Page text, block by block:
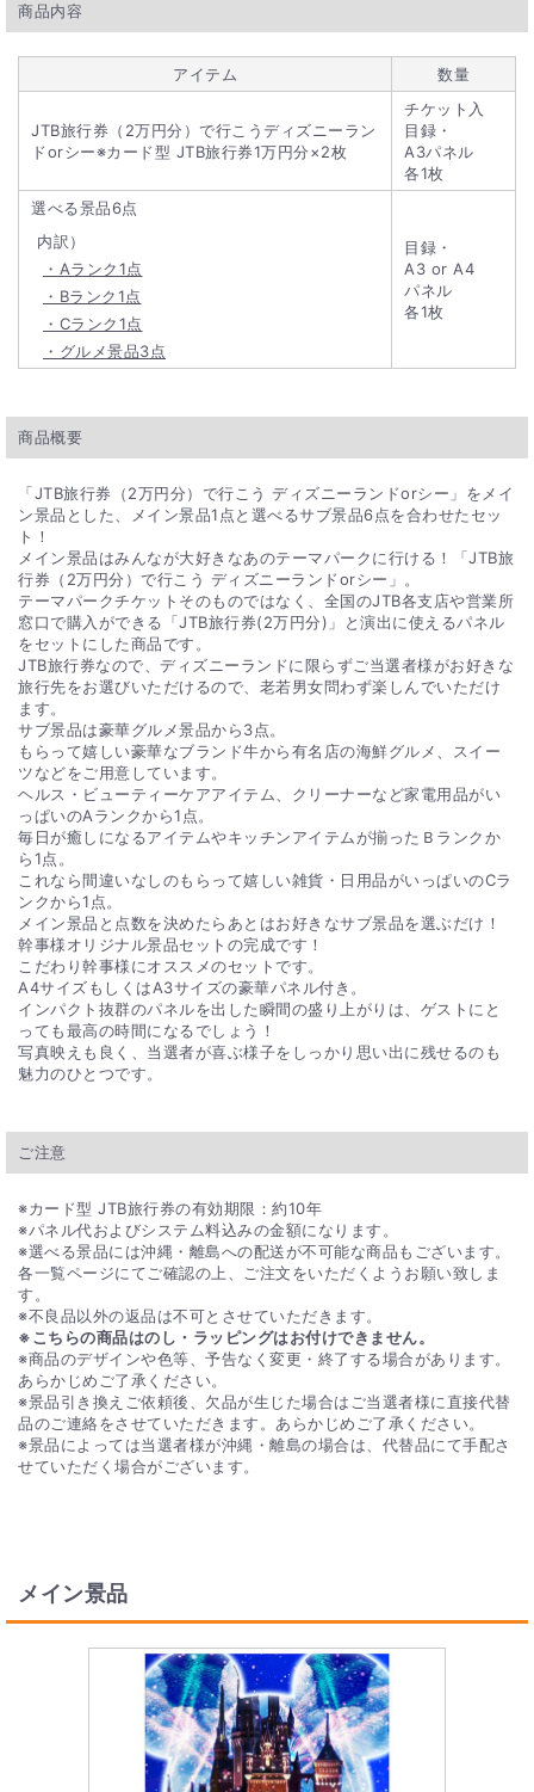
す。 商品画像に「パネル付」の表記がある商品が対象となりま
す。
商品内容
アイテム 数量
JTB旅行券（2万円分）で行こうディズニーラン
ドorシー※カード型 JTB旅行券1万円分×2枚
チケット入
目録・
A3パネル
各1枚
選べる景品6点
内訳）
・Aランク1点
・Bランク1点
・Cランク1点
・グルメ景品3点
目録・
A3 or A4
パネル
各1枚
商品概要
「JTB旅行券（2万円分）で行こう ディズニーランドorシー」をメイ
ン景品とした、メイン景品1点と選べるサブ景品6点を合わせたセッ
ト！
メイン景品はみんなが大好きなあのテーマパークに行ける！「JTB旅
行券（2万円分）で行こう ディズニーランドorシー」。
テーマパークチケットそのものではなく、全国のJTB各支店や営業所
窓口で購入ができる「JTB旅行券(2万円分)」と演出に使えるパネル
をセットにした商品です。
JTB旅行券なので、ディズニーランドに限らずご当選者様がお好きな
旅行先をお選びいただけるので、老若男女問わず楽しんでいただけ
ます。
サブ景品は豪華グルメ景品から3点。
もらって嬉しい豪華なブランド牛から有名店の海鮮グルメ、スイー
ツなどをご用意しています。
ヘルス・ビューティーケアアイテム、クリーナーなど家電用品がい
っぱいのAランクから1点。
毎日が癒しになるアイテムやキッチンアイテムが揃ったＢランクか
ら1点。
これなら間違いなしのもらって嬉しい雑貨・日用品がいっぱいのCラ
ンクから1点。
メイン景品と点数を決めたらあとはお好きなサブ景品を選ぶだけ！
幹事様オリジナル景品セットの完成です！
こだわり幹事様にオススメのセットです。
A4サイズもしくはA3サイズの豪華パネル付き。
インパクト抜群のパネルを出した瞬間の盛り上がりは、ゲストにと
っても最高の時間になるでしょう！
写真映えも良く、当選者が喜ぶ様子をしっかり思い出に残せるのも
魅力のひとつです。
ご注意
※カード型 JTB旅行券の有効期限：約10年
※パネル代およびシステム料込みの金額になります。
※選べる景品には沖縄・離島への配送が不可能な商品もございます。
各一覧ページにてご確認の上、ご注文をいただくようお願い致しま
す。
※不良品以外の返品は不可とさせていただきます。
※こちらの商品はのし・ラッピングはお付けできません。
※商品のデザインや色等、予告なく変更・終了する場合があります。
あらかじめご了承ください。
※景品引き換えご依頼後、欠品が生じた場合はご当選者様に直接代替
品のご連絡をさせていただきます。あらかじめご了承ください。
※景品によっては当選者様が沖縄・離島の場合は、代替品にて手配さ
せていただく場合がございます。
メイン景品